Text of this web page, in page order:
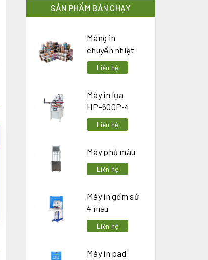
SẢN PHẨM BÁN CHẠY
Màng in
chuyển nhiệt
Liên hệ
Máy in lụa
HP-600P-4
Liên hệ
Máy phủ màu
Liên hệ
Máy in gốm sứ
4 màu
Liên hệ
Máy in pad